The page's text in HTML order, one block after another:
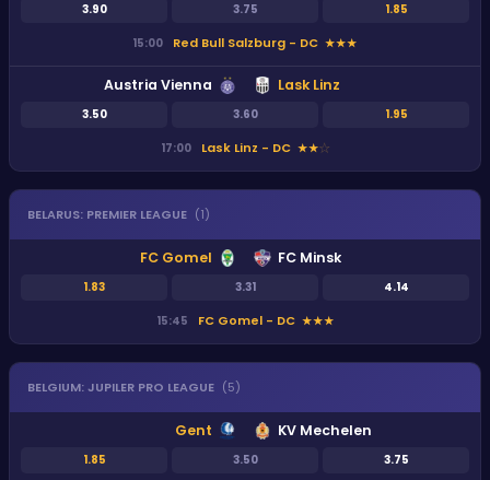
3.90 3.75 1.85
15:00 Red Bull Salzburg - DC ★★★
Austria Vienna
3.50 3.60 1.95
Lask Linz
17:00 Lask Linz - DC ★★★
BELARUS: PREMIER LEAGUE (1)
FC Gomel
1.83 3.31 4.14
FC Minsk
15:45 FC Gomel - DC ★★★
BELGIUM:JUPILER PRO LEAGUE (5)
Gent
1.85 3.50 3.75
KV Mechelen